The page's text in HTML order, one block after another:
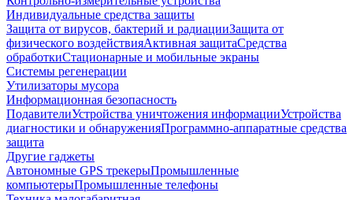
Индивидуальные средства защиты
Защита от вирусов, бактерий и радиацииЗащита от
физического воздействияАктивная защитаСредства
обработкиСтационарные и мобильные экраны
Системы регенерации
Утилизаторы мусора
Информационная безопасность
ПодавителиУстройства уничтожения информацииУстройства
диагностики и обнаруженияПрограммно-аппаратные средства
защита
Другие гаджеты
Автономные GPS трекерыПромышленные
компьютерыПромышленные телефоны